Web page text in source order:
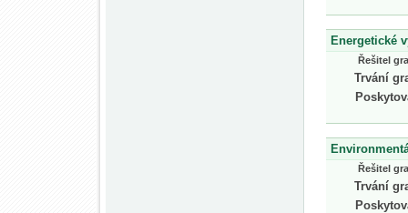
Energetické
Řešitel
Trvání
Řešitel
Trvání